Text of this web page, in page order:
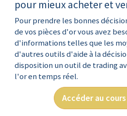
pour mieux acheter et
Pour prendre les bonnes
de vos pièces d'or vous avez
d'informations telles que les
d'autres outils d'aide à la
disposition un outil de trading
l'or en temps réel.
Accéder au